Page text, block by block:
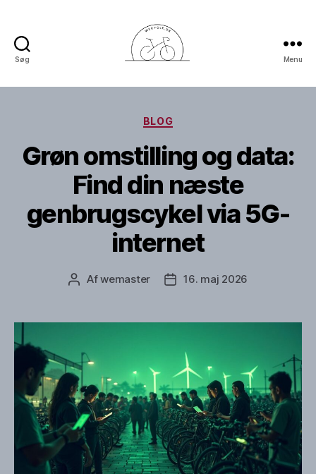
Søg Menu
Kategorier
BLOG
Grøn omstilling og data:
Find din næste
genbrugscykel via 5G-
internet
Indlægsforfatter
Afwemaster Indlægsdato
16. maj 2026